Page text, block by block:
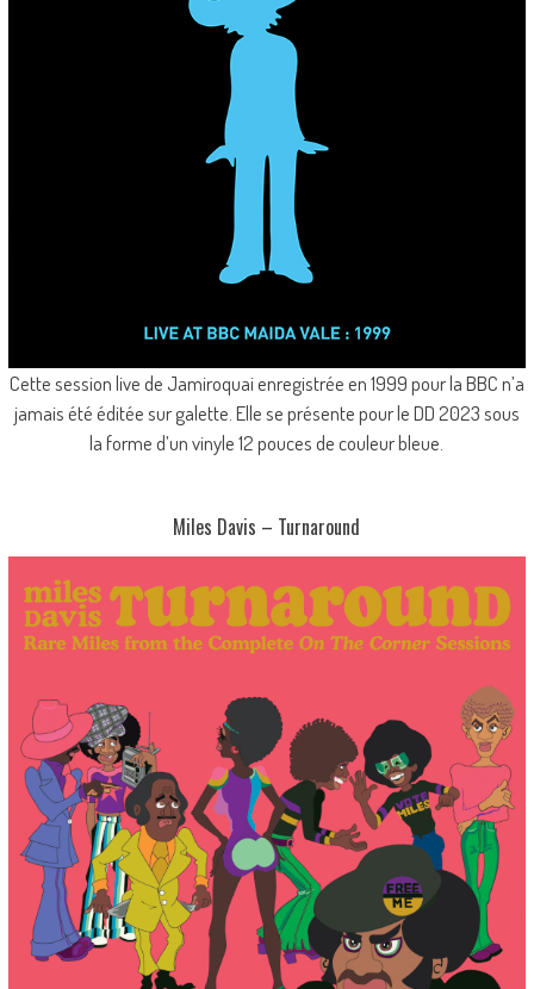
Cette session live de Jamiroquai enregistrée en 1999 pour la BBC n’a
jamais été éditée sur galette. Elle se présente pour le DD 2023 sous
la forme d’un vinyle 12 pouces de couleur bleue.
Miles Davis – Turnaround